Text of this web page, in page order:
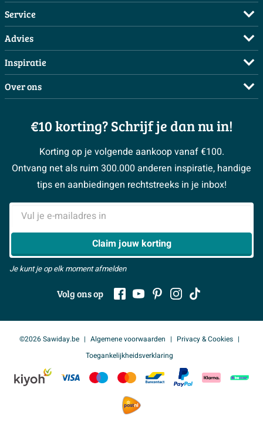
Service
Veelgestelde vragen
Bestellen
Betalen
Bezorgen / afhalen
Garantie / klachten
Reviewbeleid
> Naar de klantenservice
Advies
Maak een afspraak
Doe de offerte check
3D tekening maken
Klustips
Klusadvies
> Alle adviesmogelijkheden
Inspiratie
Complete badkamers
Complete toiletruimtes
Moodboards
Magazine
#MySawiday
> Naar inspiratie
Over ons
Over Sawiday
Vacatures
Sawiday PRO
BeCommerce
Samenwerken
> Alles over showrooms
€10 korting? Schrijf je dan nu in!
Korting op je volgende aankoop vanaf €100.
Ontvang net als ruim 300.000 anderen inspiratie, handige
tips en aanbiedingen rechtstreeks in je inbox!
E-mailadres
Claim jouw korting
Je kunt je op elk moment afmelden
Volg ons op
©2026 Sawiday.be Algemene voorwaarden
Privacy & Cookies
Toegankelijkheidsverklaring